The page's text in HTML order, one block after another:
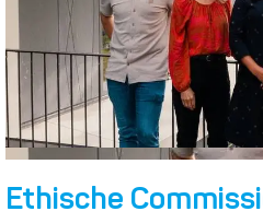
Ethische